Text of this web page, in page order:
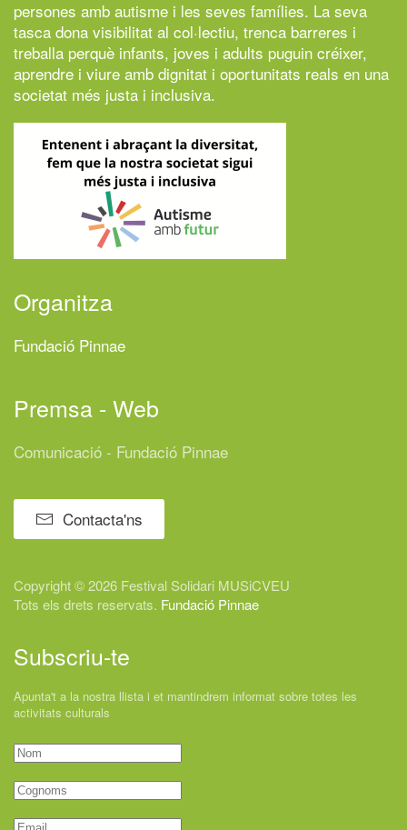
persones amb autisme i les seves famílies. La seva
tasca dona visibilitat al col·lectiu, trenca barreres i
treballa perquè infants, joves i adults puguin créixer,
aprendre i viure amb dignitat i oportunitats reals en una
societat més justa i inclusiva.
Organitza
Fundació Pinnae
Premsa - Web
Comunicació - Fundació Pinnae
Contacta'ns
Copyright © 2026 Festival Solidari MUSiCVEU
Tots els drets reservats. Fundació Pinnae
Subscriu-te
Apunta't a la nostra llista i et mantindrem informat sobre totes les
activitats culturals